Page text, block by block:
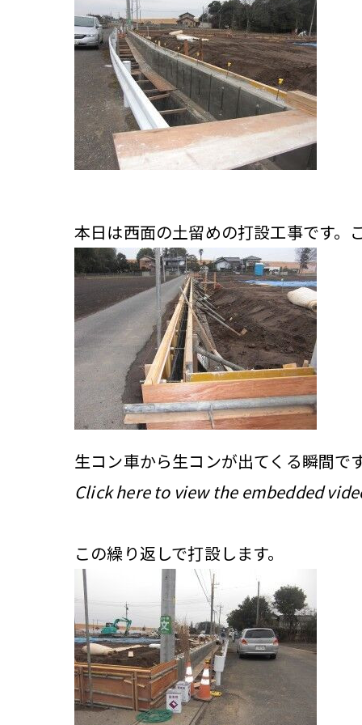
本日は西面の土留めの打設工事です。
生コン車から生コンが出てくる瞬間です
Click here to view the embedded
この繰り返しで打設します。